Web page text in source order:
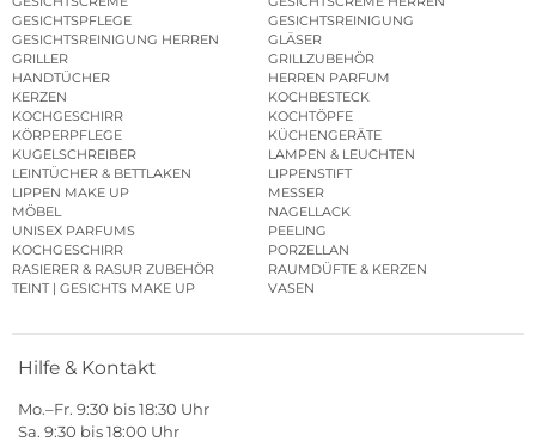
GESICHTSPFLEGE
GESICHTSREINIGUNG
GESICHTSREINIGUNG HERREN
GLÄSER
GRILLER
GRILLZUBEHÖR
HANDTÜCHER
HERREN PARFUM
KERZEN
KOCHBESTECK
KOCHGESCHIRR
KOCHTÖPFE
KÖRPERPFLEGE
KÜCHENGERÄTE
KUGELSCHREIBER
LAMPEN & LEUCHTEN
LEINTÜCHER & BETTLAKEN
LIPPENSTIFT
LIPPEN MAKE UP
MESSER
MÖBEL
NAGELLACK
UNISEX PARFUMS
PEELING
KOCHGESCHIRR
PORZELLAN
RASIERER & RASUR ZUBEHÖR
RAUMDÜFTE & KERZEN
TEINT | GESICHTS MAKE UP
VASEN
Hilfe & Kontakt
Mo.–Fr. 9:30 bis 18:30 Uhr
Sa. 9:30 bis 18:00 Uhr